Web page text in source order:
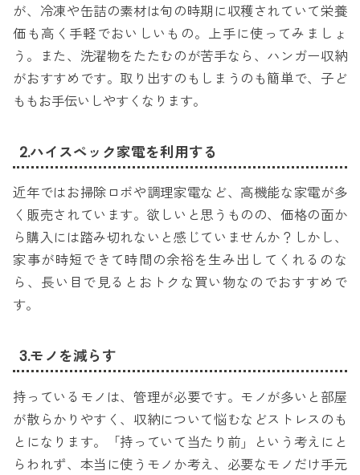
が、冷凍や缶詰の素材は旬の時期に収穫されていて栄養
価も高く手軽でおいしいもの。上手に使ってみましょ
う。また、洗濯物をたたむのが苦手なら、ハンガー収納
がおすすめです。取り出すのもしまうのも簡単で、子ど
ももお手伝いしやすくなります。
2.ハイスペック家電を利用する
近年ではお掃除ロボや調理家電など、高機能な家電が多
く販売されています。欲しいと思うものの、価格の面か
ら購入には踏み切れないと感じていませんか？しかし、
家事が時短できて時間の余裕を生み出してくれるのな
ら、長い目で見るとおトクな買い物なのでおすすめで
す。
3.モノを減らす
持っているモノは、管理が必要です。モノが多いと部屋
が散らかりやすく、収納について悩むなどストレスのも
とになります。「持っていて当たり前」という考えにと
らわれず、本当に使うモノか考え、必要なモノだけ手元